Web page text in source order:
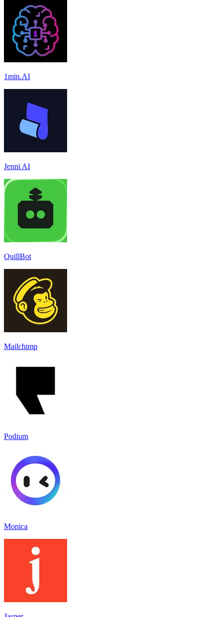
1min.AI
Jenni AI
QuillBot
Mailchimp
Podium
Monica